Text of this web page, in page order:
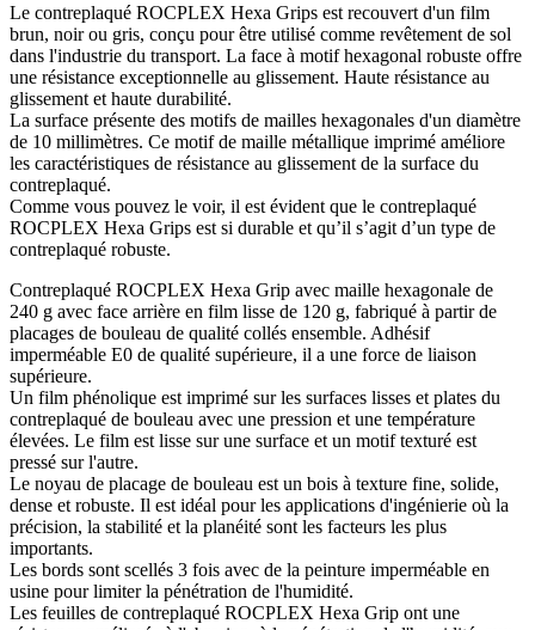
Le contreplaqué ROCPLEX Hexa Grips est recouvert d'un film
brun, noir ou gris, conçu pour être utilisé comme revêtement de sol
dans l'industrie du transport. La face à motif hexagonal robuste offre
une résistance exceptionnelle au glissement. Haute résistance au
glissement et haute durabilité.
La surface présente des motifs de mailles hexagonales d'un diamètre
de 10 millimètres. Ce motif de maille métallique imprimé améliore
les caractéristiques de résistance au glissement de la surface du
contreplaqué.
Comme vous pouvez le voir, il est évident que le contreplaqué
ROCPLEX Hexa Grips est si durable et qu’il s’agit d’un type de
contreplaqué robuste.
Contreplaqué ROCPLEX Hexa Grip avec maille hexagonale de
240 g avec face arrière en film lisse de 120 g, fabriqué à partir de
placages de bouleau de qualité collés ensemble. Adhésif
imperméable E0 de qualité supérieure, il a une force de liaison
supérieure.
Un film phénolique est imprimé sur les surfaces lisses et plates du
contreplaqué de bouleau avec une pression et une température
élevées. Le film est lisse sur une surface et un motif texturé est
pressé sur l'autre.
Le noyau de placage de bouleau est un bois à texture fine, solide,
dense et robuste. Il est idéal pour les applications d'ingénierie où la
précision, la stabilité et la planéité sont les facteurs les plus
importants.
Les bords sont scellés 3 fois avec de la peinture imperméable en
usine pour limiter la pénétration de l'humidité.
Les feuilles de contreplaqué ROCPLEX Hexa Grip ont une